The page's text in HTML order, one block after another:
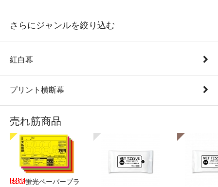
さらにジャンルを絞り込む
紅白幕
プリント横断幕
売れ筋商品
蛍光ペーパープラ